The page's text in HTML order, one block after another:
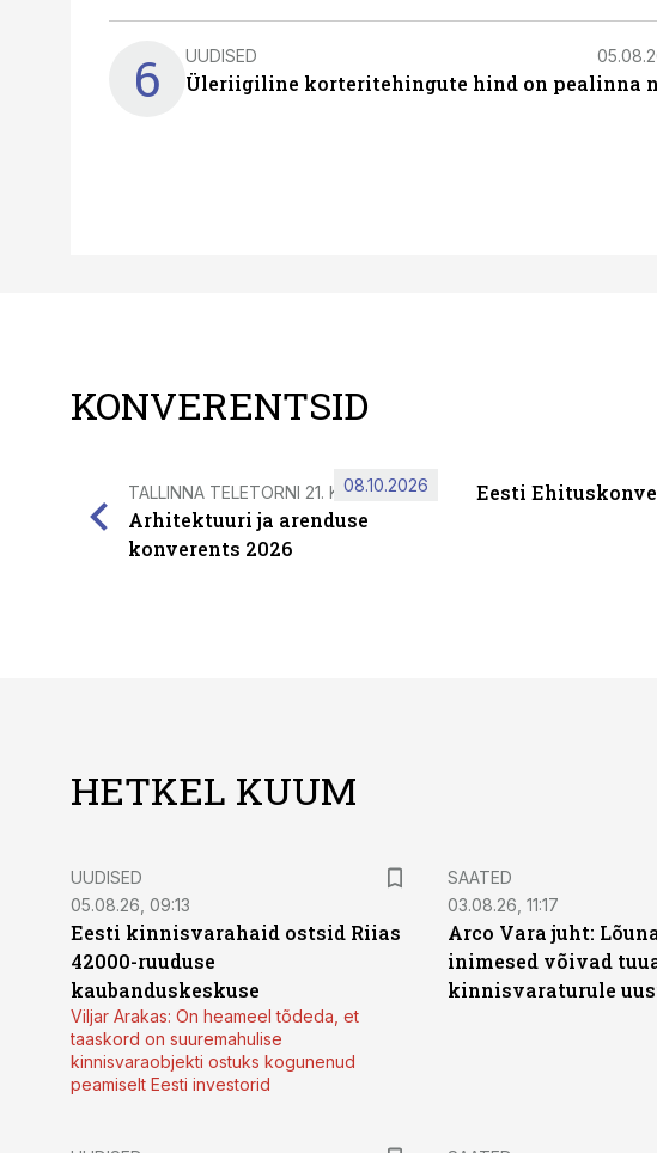
6 UUDISED
Üleriigiline korteritehingute hind on pealinna
KONVERENTSID
TALLINNA TELETORNI 21. KORRUSEL
Arhitektuuri ja arenduse
konverents 2026
08.10.2026 Eesti
HETKEL KUUM
UUDISED
05.08.26, 09:13
Eesti kinnisvarahaid ostsid Riias
42000-ruuduse
kaubanduskeskuse
Viljar Arakas: On heameel tõdeda, et
taaskord on suuremahulise
kinnisvaraobjekti ostuks kogunenud
peamiselt Eesti investorid
SAATED
03.08.26, 11:17
Arco Vara juht:
inimesed võivad
kinnisvaraturule